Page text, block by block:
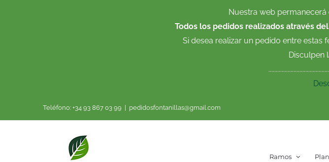
Nuestra web permanecerá
Todos los pedidos realizados através
Si desea realizar un pedido entre estas
Disculpen
Teléfono: +34 93 867 03 99 pedidosfontanillas@gmail.com
Ramos